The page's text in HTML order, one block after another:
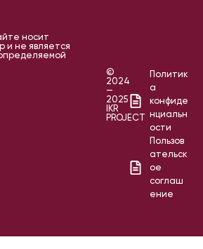
носит
и не является
©
2024
—
2025
IKR
PROJECT
Политик
а
конфиде
нциальн
ости
Пользов
ательск
ое
соглаш
ение